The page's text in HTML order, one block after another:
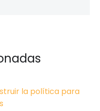
la política para